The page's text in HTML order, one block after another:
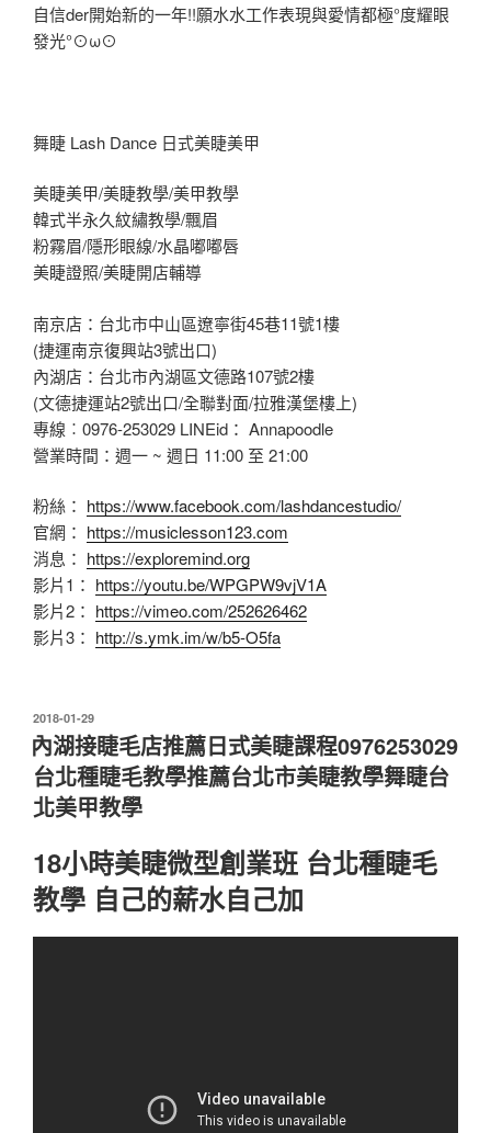
自信der開始新的一年!!願水水工作表現與愛情都極°度耀眼
發光°⊙ω⊙
舞睫 Lash Dance 日式美睫美甲
美睫美甲/美睫教學/美甲教學
韓式半永久紋繡教學/飄眉
粉霧眉/隱形眼線/水晶嘟嘟唇
美睫證照/美睫開店輔導
南京店：台北市中山區遼寧街45巷11號1樓
(捷運南京復興站3號出口)
內湖店：台北市內湖區文德路107號2樓
(文德捷運站2號出口/全聯對面/拉雅漢堡樓上)
專線︰0976-253029 LINEid： Annapoodle
營業時間：週一 ~ 週日 11:00 至 21:00
粉絲： https://www.facebook.com/lashdancestudio/
官網： https://musiclesson123.com
消息： https://exploremind.org
影片1： https://youtu.be/WPGPW9vjV1A
影片2： https://vimeo.com/252626462
影片3： http://s.ymk.im/w/b5-O5fa
發
佈
於
2018-01-29
內湖接睫毛店推薦日式美睫課程0976253029
台北種睫毛教學推薦台北市美睫教學舞睫台
北美甲教學
18小時美睫微型創業班 台北種睫毛
教學 自己的薪水自己加